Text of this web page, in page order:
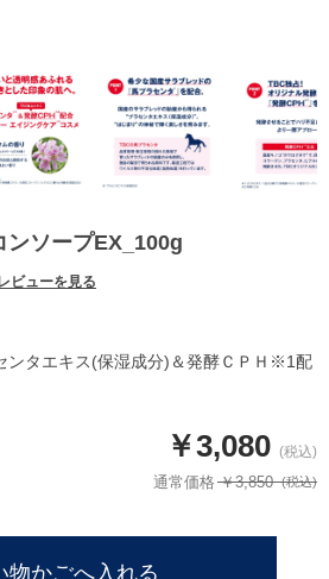
ンソープEX_100g
ビューを見る
ンタエキス(保湿成分)＆発酵ＣＰＨ※1配
￥3,080
通常価格 ￥3,850